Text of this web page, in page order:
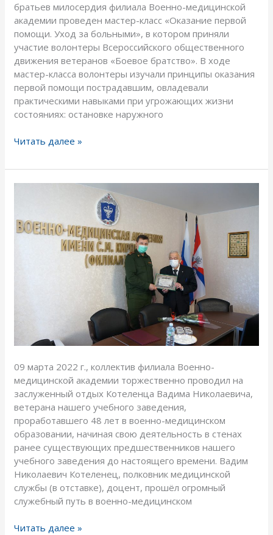
братьев милосердия филиала Военно-медицинской
академии проведен мастер-класс «Оказание первой
помощи. Уход за больными», в котором приняли
участие волонтеры Всероссийского общественного
движения ветеранов «Боевое братство». В ходе
мастер-класса волонтеры изучали принципы оказания
первой помощи пострадавшим, овладевали
практическими навыками при угрожающих жизни
состояниях: остановке наружного
Читать далее »
09 марта 2022 г., коллектив филиала Военно-
медицинской академии торжественно проводил на
заслуженный отдых Котеленца Вадима Николаевича,
ветерана нашего учебного заведения,
проработавшего 48 лет в военно-медицинском
образовании, начиная свою деятельность в стенах
ранее существующих предшественников нашего
учебного заведения до настоящего времени. Вадим
Николаевич Котеленец, полковник медицинской
службы (в отставке), доцент, прошёл огромный
служебный путь в военно-медицинском
заслуженный
Читать далее »